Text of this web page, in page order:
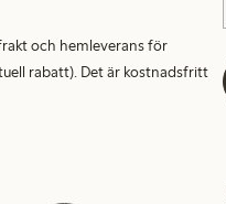
och hemleverans för
rabatt). Det är kostnadsfritt